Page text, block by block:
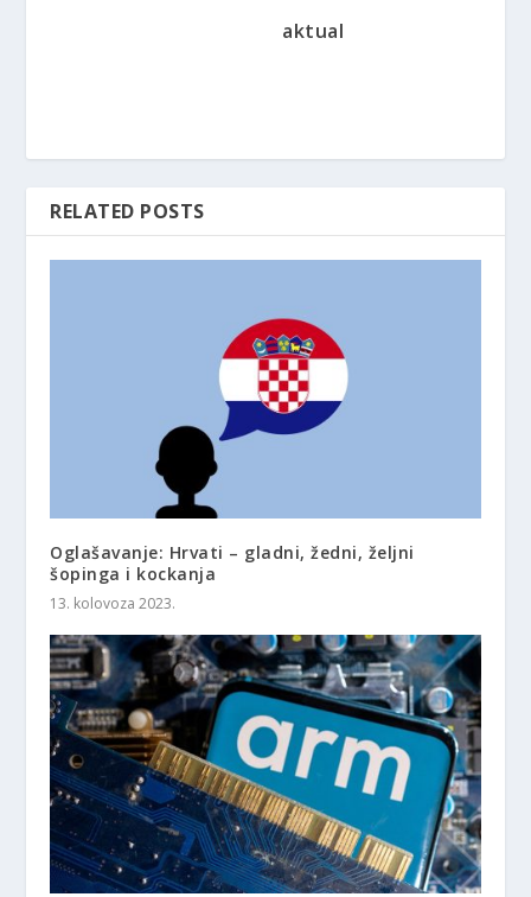
aktual
RELATED POSTS
Oglašavanje: Hrvati – gladni, žedni, željni
šopinga i kockanja
13. kolovoza 2023.